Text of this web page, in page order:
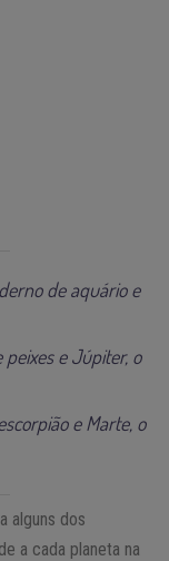
de aquário e
e Júpiter, o
e Marte, o
alguns dos
a cada planeta na